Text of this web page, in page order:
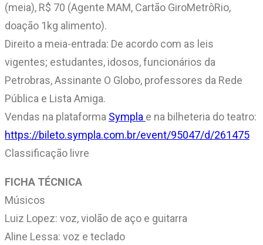
(meia), R$ 70 (Agente MAM, Cartão GiroMetrôRio,
doação 1kg alimento).
Direito a meia-entrada: De acordo com as leis
vigentes; estudantes, idosos, funcionários da
Petrobras, Assinante O Globo, professores da Rede
Pública e Lista Amiga.
Vendas na plataforma Sympla e na bilheteria do teatro:
https://bileto.sympla.com.br/event/95047/d/261475
Classificação livre
FICHA TÉCNICA
Músicos
Luiz Lopez: voz, violão de aço e guitarra
Aline Lessa: voz e teclado